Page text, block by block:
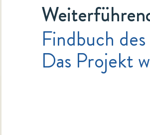
Findbuch
Das Projekt